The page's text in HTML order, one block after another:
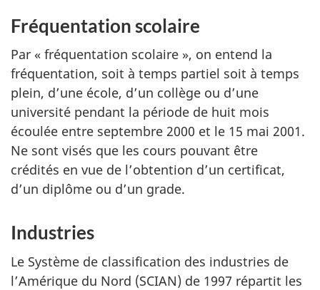
Fréquentation scolaire
Par « fréquentation scolaire », on entend la
fréquentation, soit à temps partiel soit à temps
plein, d’une école, d’un collège ou d’une
université pendant la période de huit mois
écoulée entre septembre 2000 et le 15 mai 2001.
Ne sont visés que les cours pouvant être
crédités en vue de l’obtention d’un certificat,
d’un diplôme ou d’un grade.
Industries
Le Système de classification des industries de
l’Amérique du Nord (SCIAN) de 1997 répartit les